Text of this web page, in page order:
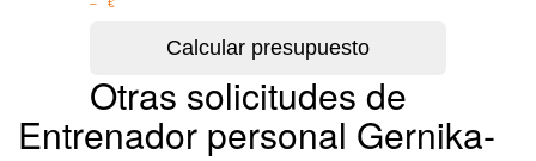
– €
Otras solicitudes de
Entrenador personal Gernika-